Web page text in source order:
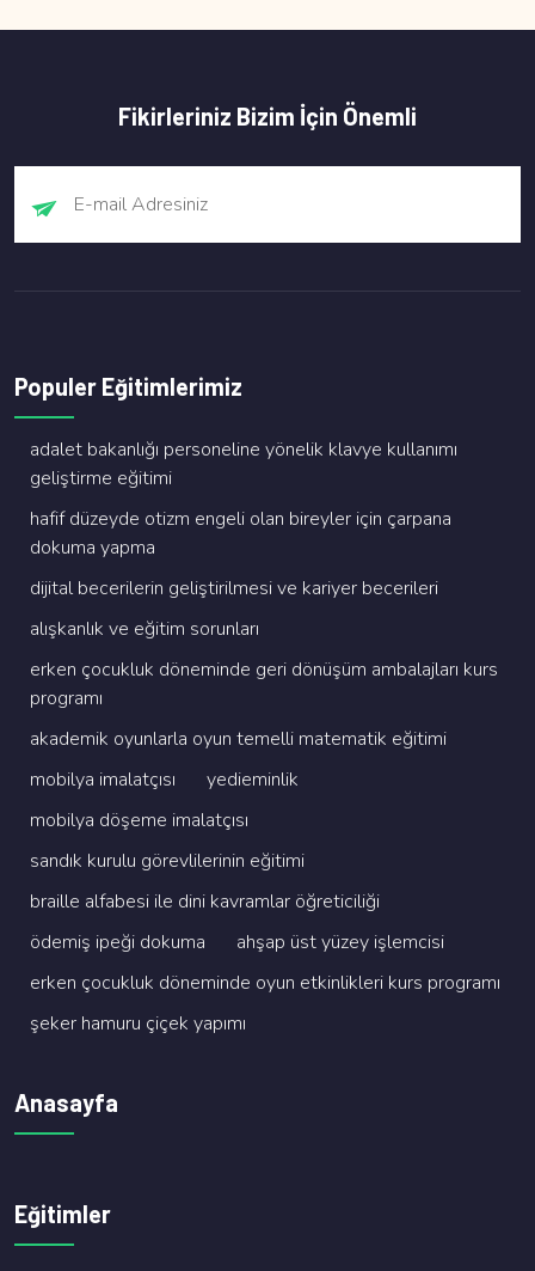
Fikirleriniz Bizim İçin Önemli
Populer Eğitimlerimiz
adalet bakanliği personeli̇ne yöneli̇k klavye kullanimi
geli̇şti̇rme eği̇ti̇mi̇
hafi̇f düzeyde oti̇zm engeli̇ olan bi̇reyler i̇çi̇n çarpana
dokuma yapma
di̇ji̇tal beceri̇leri̇n geli̇şti̇ri̇lmesi̇ ve kari̇yer beceri̇leri̇
alişkanlik ve eği̇ti̇m sorunlari
erken çocukluk dönemi̇nde geri̇ dönüşüm ambalajlari kurs
programi
akademi̇k oyunlarla oyun temelli̇ matemati̇k eği̇ti̇mi̇
mobi̇lya i̇malatçisi
yedi̇emi̇nli̇k
mobi̇lya döşeme i̇malatçisi
sandik kurulu görevli̇leri̇ni̇n eği̇ti̇mi̇
brai̇lle alfabesi̇ i̇le di̇ni̇ kavramlar öğreti̇ci̇li̇ği̇
ödemi̇ş i̇peği̇ dokuma
ahşap üst yüzey i̇şlemci̇si̇
erken çocukluk dönemi̇nde oyun etki̇nli̇kleri̇ kurs programi
şeker hamuru çi̇çek yapimi
Anasayfa
Eğitimler